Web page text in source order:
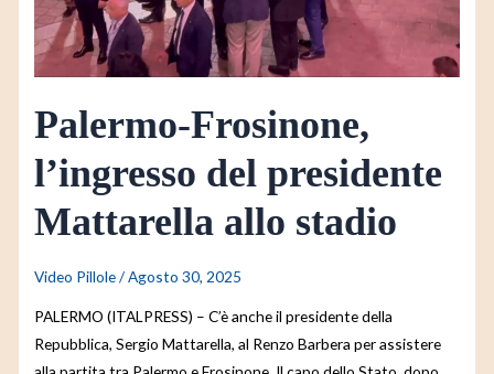
Palermo-Frosinone,
l’ingresso del presidente
Mattarella allo stadio
Video Pillole/Agosto 30, 2025
PALERMO (ITALPRESS) – C’è anche il presidente della
Repubblica, Sergio Mattarella, al Renzo Barbera per assistere
allo
stadio